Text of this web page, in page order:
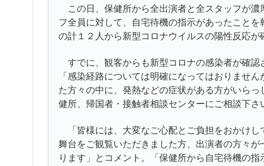
この日、保健所から全出演者と全スタッフが濃
フ全員に対して、自宅待機の指示があったこと
の計１２人から新型コロナウイルスの陽性反応が
すでに、観客からも新型コロナの感染者が確認
「感染経路については明確になってはおりませ
た方々の中に、発熱などの症状がある方がいら
健所、帰国者・接触者相談センターにご相談下さ
「皆様には、大変なご心配とご負担をおかけし
舞台をご観覧いただきました方、出演者の方々
ります」とコメント。「保健所から自宅待機の